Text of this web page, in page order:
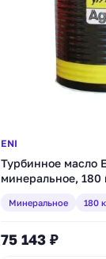
ENI
Турбинное масло
минеральное, 180
Минеральное 180
75 143 ₽